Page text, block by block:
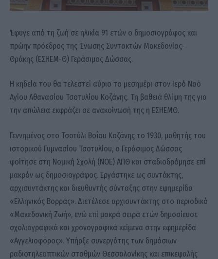
Έφυγε από τη ζωή σε ηλικία 91 ετών ο δημοσιογράφος και
πρώην πρόεδρος της Ένωσης Συντακτών Μακεδονίας-
Θράκης (ΕΣΗΕΜ-Θ) Γεράσιμος Δώσσας.
Η κηδεία του θα τελεστεί αύριο το μεσημέρι στον Ιερό Ναό
Αγίου Αθανασίου Τσοτυλίου Κοζάνης. Τη βαθειά θλίψη της για
την απώλεια εκφράζει σε ανακοίνωσή της η ΕΣΗΕΜΘ.
Γεννημένος στο Τσοτύλι Βοΐου Κοζάνης το 1930, μαθητής του
ιστορικού Γυμνασίου Τσοτυλίου, ο Γεράσιμος Δώσσας
φοίτησε στη Νομική Σχολή (ΝΟΕ) ΑΠΘ και σταδιοδρόμησε επί
μακρόν ως δημοσιογράφος. Εργάστηκε ως συντάκτης,
αρχισυντάκτης και διευθυντής σύνταξης στην εφημερίδα
«Ελληνικός Βορράς». Διετέλεσε αρχισυντάκτης στο περιοδικό
«Μακεδονική Ζωή», ενώ επί μακρά σειρά ετών δημοσίευσε
σχολιογραφικά και χρονογραφικά κείμενα στην εφημερίδα
«Αγγελιοφόρος». Υπήρξε συνεργάτης των δημόσιων
ραδιοτηλεοπτικών σταθμών Θεσσαλονίκης και επικεφαλής